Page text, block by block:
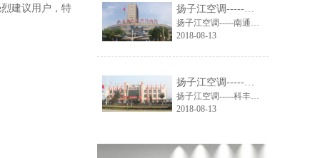
建议用户，特 扬子江空调-----南通市妇幼保健院就通风系统与扬子江空调达成一致
扬子江空调-----南通市妇幼保健院就通风系统与扬子江空调达成一致
2018-08-13
扬子江空调-----科丰集团大楼空调系统解决方案
扬子江空调-----科丰集团大楼空调系统解决方案
2018-08-13